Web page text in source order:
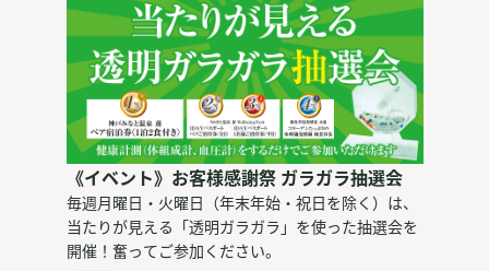
《イベント》お客様感謝祭 ガラガラ抽選会
毎週月曜日・火曜日（年末年始・祝日を除く）は、
当たりが見える「透明ガラガラ」を使った抽選会を
開催！奮ってご参加ください。